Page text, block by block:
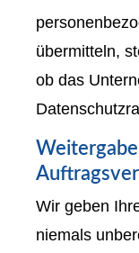
übermitteln,
ob das
Wir geben
niemals